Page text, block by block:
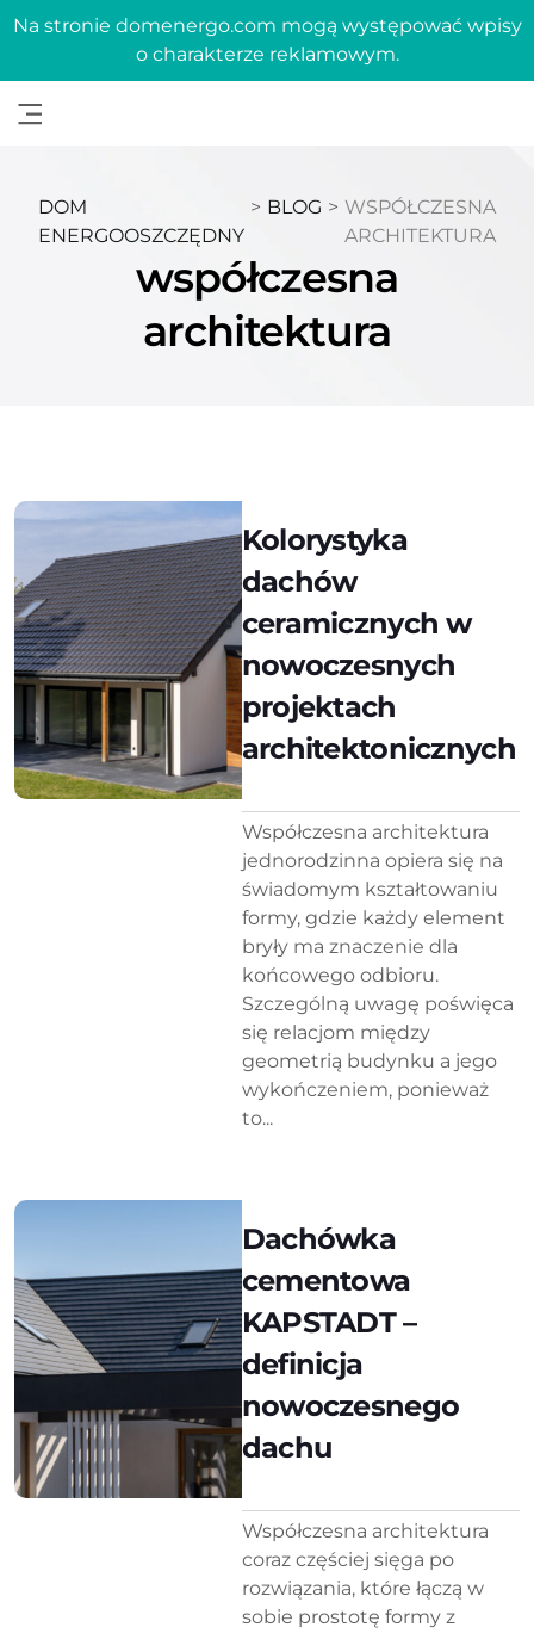
Na stronie domenergo.com mogą występować wpisy
o charakterze reklamowym.
DOM
ENERGOOSZCZĘDNY
> BLOG > WSPÓŁCZESNA
ARCHITEKTURA
współczesna
architektura
Kolorystyka
dachów
ceramicznych w
nowoczesnych
projektach
architektonicznych
Współczesna architektura
jednorodzinna opiera się na
świadomym kształtowaniu
formy, gdzie każdy element
bryły ma znaczenie dla
końcowego odbioru.
Szczególną uwagę poświęca
się relacjom między
geometrią budynku a jego
wykończeniem, ponieważ
to...
Dachówka
cementowa
KAPSTADT –
definicja
nowoczesnego
dachu
Współczesna architektura
coraz częściej sięga po
rozwiązania, które łączą w
sobie prostotę formy z